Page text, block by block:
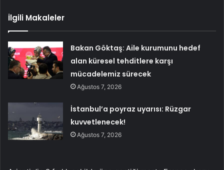
İlgili Makaleler
Bakan Göktaş: Aile kurumunu hedef
alan küresel tehditlere karşı
mücadelemiz sürecek
Ağustos 7, 2026
İstanbul’a poyraz uyarısı: Rüzgar
kuvvetlenecek!
Ağustos 7, 2026